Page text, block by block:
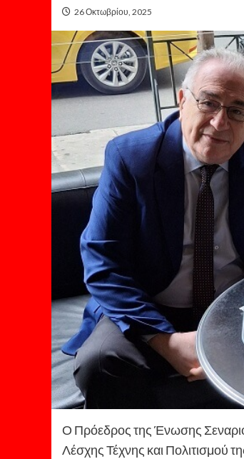
26 Οκτωβρίου, 2025
Ο Πρόεδρος της Ένωσης
Λέσχης Τέχνης και Πολιτισμού